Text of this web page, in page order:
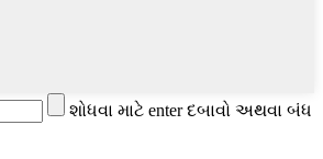
શોધવા માટે enter દબાવો અથવા બંધ